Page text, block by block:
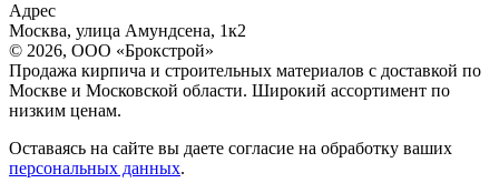
Адрес
Москва, улица Амундсена, 1к2
© 2026, ООО «Брокстрой»
Продажа кирпича и строительных материалов с доставкой по
Москве и Московской области. Широкий ассортимент по
низким ценам.
Оставаясь на сайте вы даете согласие на обработку ваших
персональных данных.